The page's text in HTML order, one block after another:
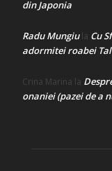
din Japonia
Radu Mungiula Cu
adormitei roabei
Crina Marina la
onaniei (pazei de a